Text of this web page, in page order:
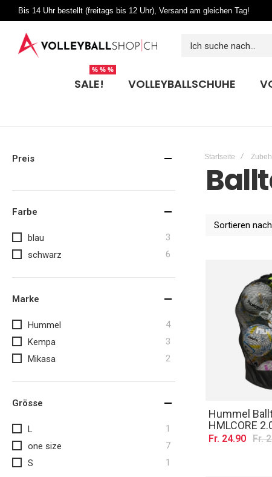
Bis 14 Uhr bestellt (freitags bis 12 Uhr), Versand am gleichen Tag!
SALE!
% % %
VOLLEYBALLSCHUHE
Startseite
Sortieren nach
Hummel
HMLCORE
Fr. 24.90 Fr.
Preis
Farbe
blau 3
schwarz
6
Marke
Hummel 4Artikel
Kempa
3
Mikasa
2
Grösse
L 1
one size
7Artikel
S
1